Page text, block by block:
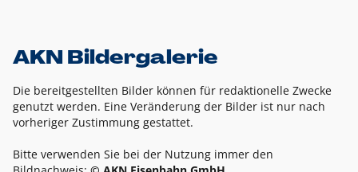
AKN Bildergalerie
Die bereitgestellten Bilder können für redaktionelle Zwecke
genutzt werden. Eine Veränderung der Bilder ist nur nach
vorheriger Zustimmung gestattet.
Bitte verwenden Sie bei der Nutzung immer den